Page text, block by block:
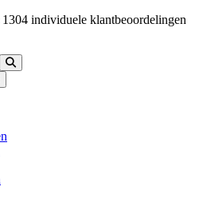
1304 individuele klantbeoordelingen